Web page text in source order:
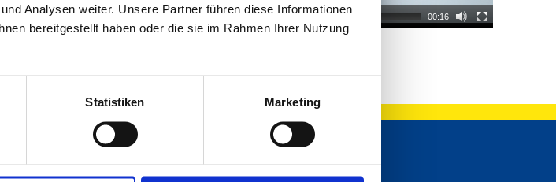
Analysen weiter. Unsere Partner führen diese Informationen
bereitgestellt haben oder die sie im Rahmen Ihrer Nutzung
Statistiken Marketing
00:16